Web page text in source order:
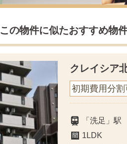
この物件に似たおすすめ物
クレイシア
初期費用分割
「洗足」
1LDK